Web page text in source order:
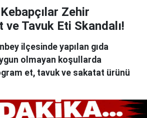
Zehir
ve Tavuk Eti Skandalı!
ilçesinde yapılan gıda
olmayan koşullarda
et, tavuk ve sakatat ürünü